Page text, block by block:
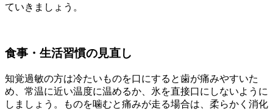
ていきましょう。
食事・生活習慣の見直し
知覚過敏の方は冷たいものを口にすると歯が痛みやすいた
め、常温に近い温度に温めるか、氷を直接口にしないように
しましょう。ものを噛むと痛みが走る場合は、柔らかく消化